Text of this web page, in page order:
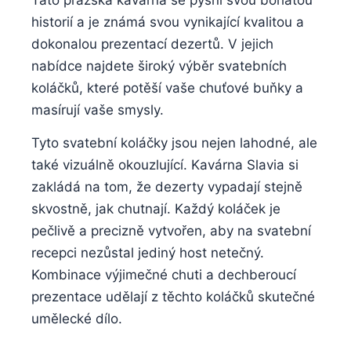
historií a je známá svou vynikající kvalitou a
dokonalou prezentací dezertů. V jejich
nabídce najdete široký výběr svatebních
koláčků, které potěší vaše chuťové buňky a
masírují vaše smysly.
Tyto svatební koláčky jsou nejen lahodné, ale
také vizuálně okouzlující. Kavárna Slavia si
zakládá na tom, že dezerty vypadají stejně
skvostně, jak chutnají. Každý koláček je
pečlivě a precizně vytvořen, aby na svatební
recepci nezůstal jediný host netečný.
Kombinace výjimečné chuti a dechberoucí
prezentace udělají z těchto koláčků skutečné
umělecké dílo.